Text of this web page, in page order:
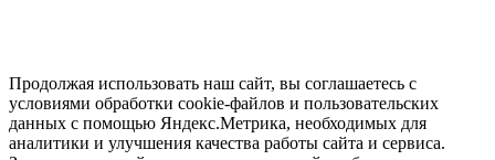
Продолжая использовать наш сайт, вы соглашаетесь с
условиями обработки cookie-файлов и пользовательских
данных с помощью Яндекс.Метрика, необходимых для
аналитики и улучшения качества работы сайта и сервиса.